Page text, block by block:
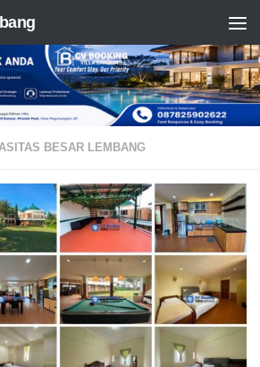
BESAR LEMBANG